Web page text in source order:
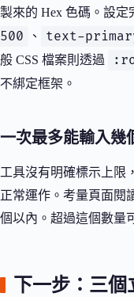
製來的 Hex 色碼。設定
500
、 text-
般 CSS 檔案則透過
不綁定框架。
一次最多能輸入幾
工具沒有明確標示上限
正常運作。考量頁面閱
個以內。超過這個數量
下一步：三